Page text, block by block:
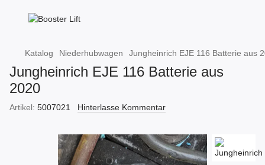
Katalog Niederhubwagen Jungheinrich EJE 116 Batterie aus
Jungheinrich EJE 116 Batterie aus
2020
Artikel: 5007021 Hinterlasse Kommentar